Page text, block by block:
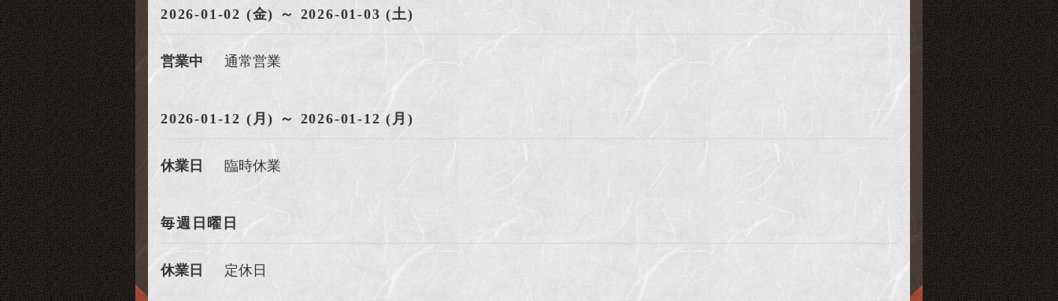
2026-01-02 (金) ～ 2026-01-03 (土)
営業中 通常営業
2026-01-12 (月) ～ 2026-01-12 (月)
休業日 臨時休業
毎週日曜日
休業日 定休日